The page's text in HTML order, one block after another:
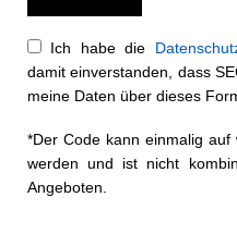
Ich habe die
damit einverstanden, dass
meine Daten über dieses
*Der Code kann einmalig auf
werden und ist nicht
Angeboten.